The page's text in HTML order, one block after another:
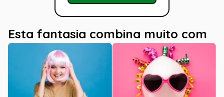
Esta fantasia combina muito com